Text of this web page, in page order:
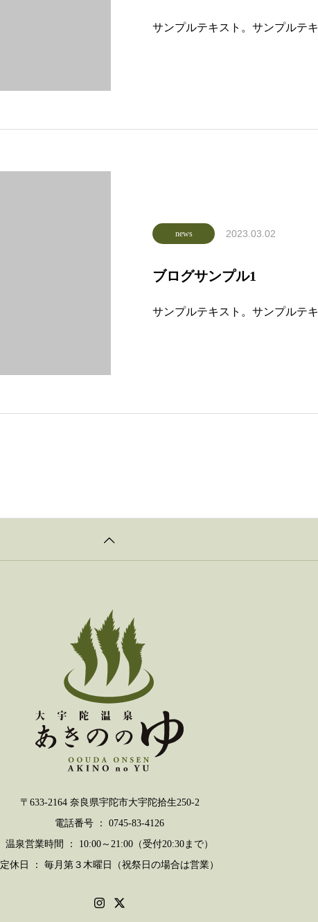
サンプルテキスト。サンプルテキ
news 2023.03.02
ブログサンプル1
サンプルテキスト。サンプルテキ
〒633-2164 奈良県宇陀市大宇陀拾生250-2
電話番号 ： 0745-83-4126
温泉営業時間 ： 10:00～21:00（受付20:30まで）
定休日 ： 毎月第３木曜日（祝祭日の場合は営業）